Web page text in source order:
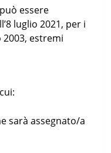
essere
luglio 2021, per i
2003, estremi
sarà assegnato/a